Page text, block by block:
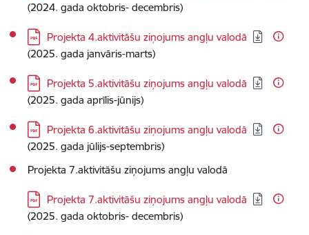
(2024. gada oktobris- decembris)
Lejupielādēt:
Projekta 4.aktivitāšu ziņojums angļu valodā
(2025. gada janvāris-marts)
Lejupielādēt:
Projekta 5.aktivitāšu ziņojums angļu valodā
(2025. gada aprīlis-jūnijs)
Lejupielādēt:
Projekta 6.aktivitāšu ziņojums angļu valodā
(2025. gada jūlijs-septembris)
Projekta 7.aktivitāšu ziņojums angļu valodā
Lejupielādēt:
Projekta 7.aktivitāšu ziņojums angļu valodā
(2025. gada oktobris- decembris)